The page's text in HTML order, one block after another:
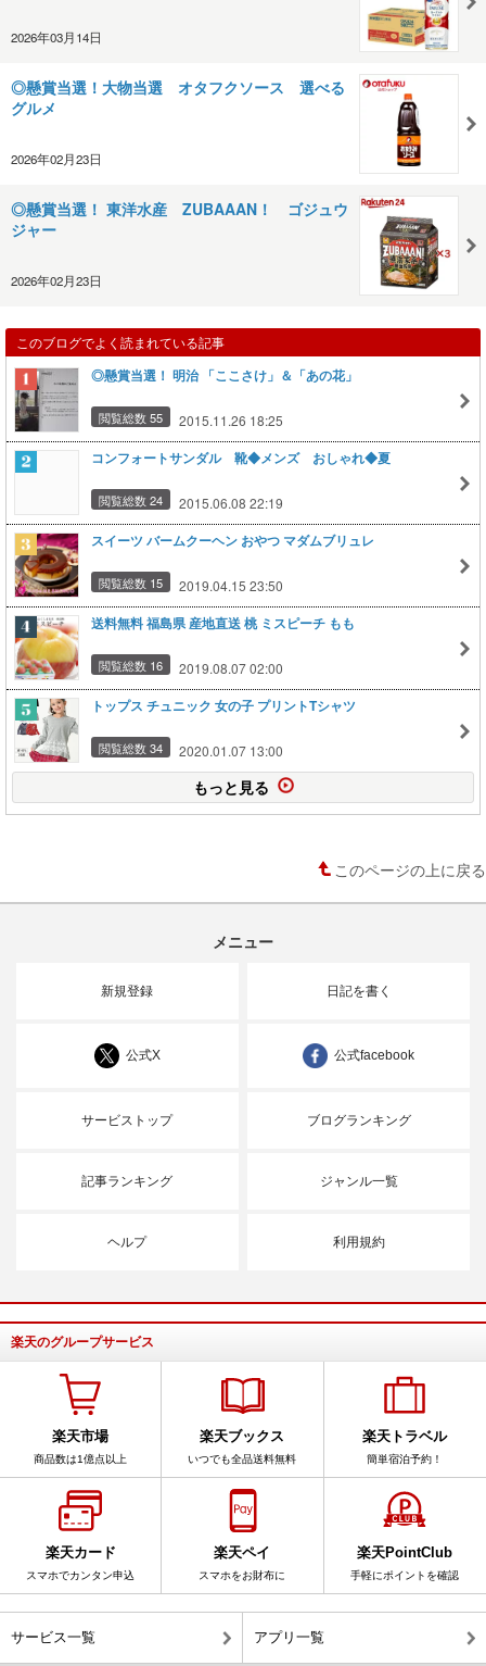
2026年03月14日
◎懸賞当選！大物当選 オタフクソース 選べる
グルメ
2026年02月23日
◎懸賞当選！ 東洋水産 ZUBAAAN！ ゴジュウ
ジャー
2026年02月23日
このブログでよく読まれている記事
◎懸賞当選！ 明治 「ここさけ」＆「あの花」
閲覧総数 55 2015.11.26 18:25
コンフォートサンダル 靴◆メンズ おしゃれ◆夏
閲覧総数 24 2015.06.08 22:19
スイーツ バームクーヘン おやつ マダムブリュレ
閲覧総数 15 2019.04.15 23:50
送料無料 福島県 産地直送 桃 ミスピーチ もも
閲覧総数 16 2019.08.07 02:00
トップス チュニック 女の子 プリントTシャツ
閲覧総数 34 2020.01.07 13:00
もっと見る
このページの上に戻る
メニュー
新規登録 日記を書く
公式X 公式facebook
サービストップ ブログランキング
記事ランキング ジャンル一覧
ヘルプ 利用規約
楽天のグループサービス
楽天市場
商品数は1億点以上
楽天ブックス
いつでも全品送料無料
楽天トラベル
簡単宿泊予約！
楽天カード
スマホでカンタン申込
楽天ペイ
スマホをお財布に
楽天PointClub
手軽にポイントを確認
サービス一覧 アプリ一覧